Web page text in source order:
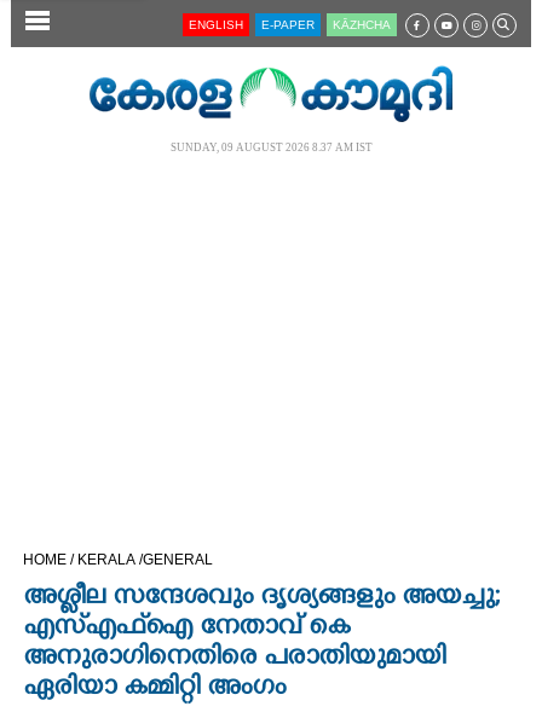
SECTIONS
CINEMA
OPINION
PHOTOS
ENGLISH E-PAPER KĀZHCHA
SUNDAY, 09 AUGUST 2026 8.37 AM IST
HOME / KERALA /GENERAL
അശ്ലീല സന്ദേശവും ദൃശ്യങ്ങളും അയച്ചു;
എസ്‌എഫ്‌ഐ നേതാവ് കെ
അനുരാഗിനെതിരെ പരാതിയുമായി
ഏരിയാ കമ്മിറ്റി അംഗം